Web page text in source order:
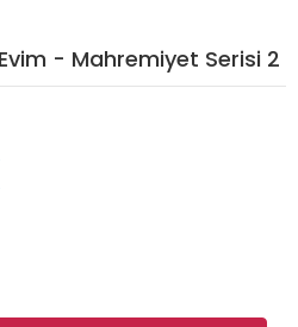
- Mahremiyet Serisi 2